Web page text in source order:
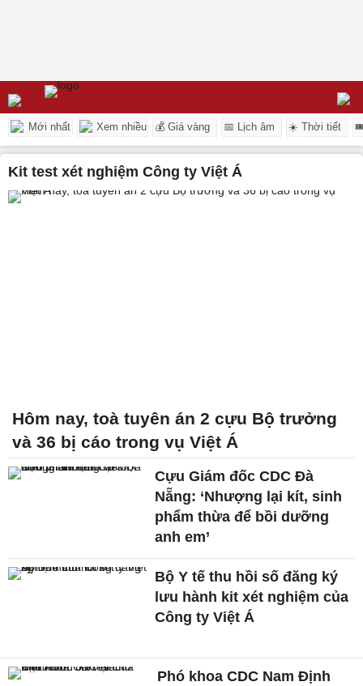
Mới nhất Xem nhiều 💰 Giá vàng 📅 Lịch âm ☀️ Thời tiết
kit test xét nghiệm Công ty Việt Á
Hôm nay, toà tuyên án 2 cựu Bộ trưởng
và 36 bị cáo trong vụ Việt Á
Cựu Giám đốc CDC Đà
Nẵng: ‘Nhượng lại kít, sinh
phẩm thừa để bồi dưỡng
anh em’
Bộ Y tế thu hồi số đăng ký
lưu hành kit xét nghiệm của
Công ty Việt Á
Phó khoa CDC Nam Định